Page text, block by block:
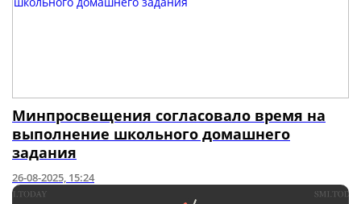
Минпросвещения согласовало время на
выполнение школьного домашнего
задания
26-08-2025, 15:24